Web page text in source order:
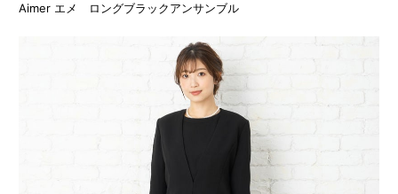
Aimer エメ ロングブラックアンサンブル